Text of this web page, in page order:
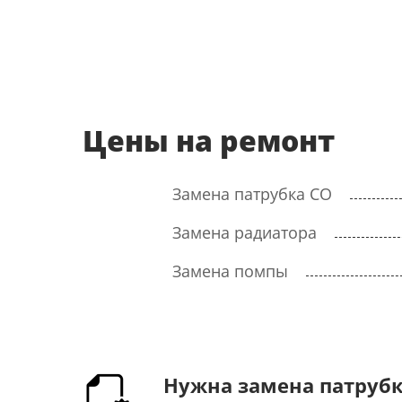
Цены на ремонт
Замена патрубка СО
Замена радиатора
Замена помпы
Нужна замена